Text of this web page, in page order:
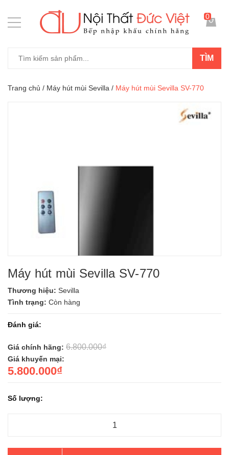
TÌM
0
Trang chủ / Máy hút mùi Sevilla / Máy hút mùi Sevilla SV-770
Máy hút mùi Sevilla SV-770
Thương hiệu: Sevilla
Tình trạng: Còn hàng
Đánh giá:
Giá chính hãng: 6.800.000₫
Giá khuyến mại:
5.800.000₫
Số lượng: